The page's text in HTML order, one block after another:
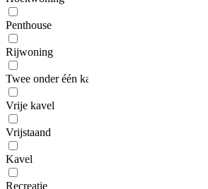
Penthouse
Rijwoning
Twee onder één kap
Vrije kavel
Vrijstaand
Kavel
Recreatie